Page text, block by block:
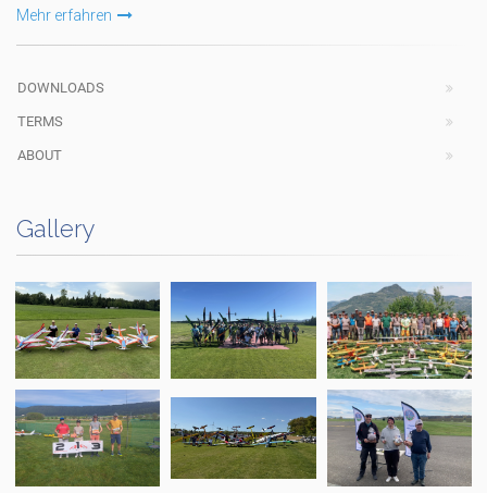
Mehr erfahren
DOWNLOADS
TERMS
ABOUT
Gallery